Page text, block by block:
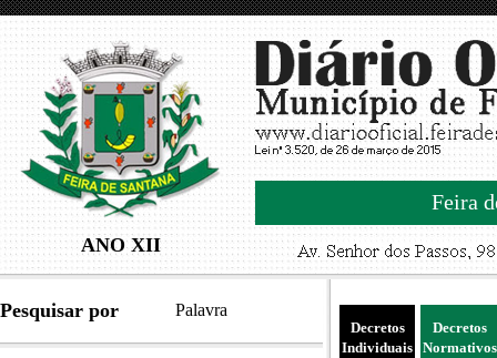
ANO XII
Feira
Pesquisar por Palavra
Decretos
Individuais
Decretos
Normativos